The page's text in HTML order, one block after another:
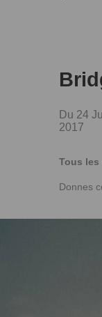
Du 24
2017
Tous les
Donnes